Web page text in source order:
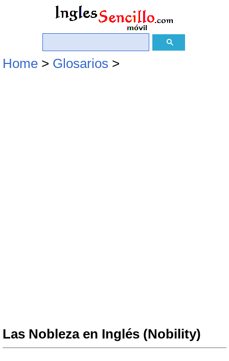
Home > Glosarios >
Las Nobleza en Inglés (Nobility)